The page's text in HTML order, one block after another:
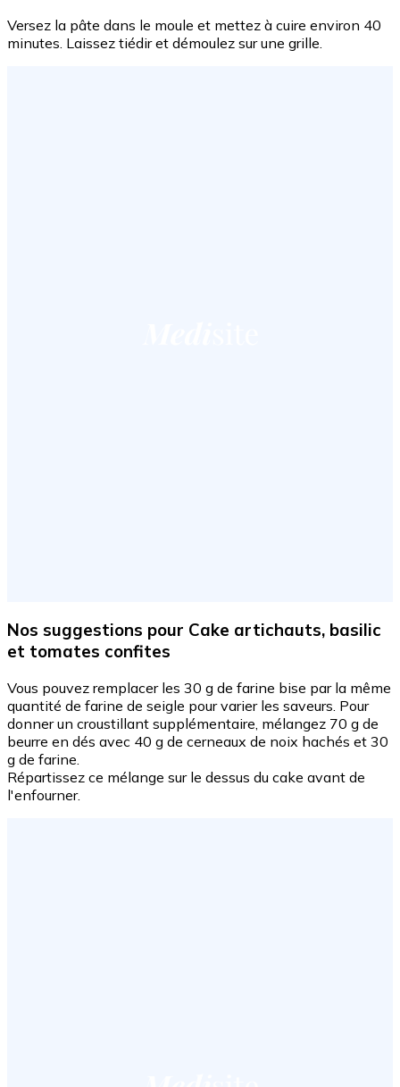
Versez la pâte dans le moule et mettez à cuire environ 40
minutes. Laissez tiédir et démoulez sur une grille.
Nos suggestions pour Cake artichauts, basilic
et tomates confites
Vous pouvez remplacer les 30 g de farine bise par la même
quantité de farine de seigle pour varier les saveurs. Pour
donner un croustillant supplémentaire, mélangez 70 g de
beurre en dés avec 40 g de cerneaux de noix hachés et 30
g de farine.
Répartissez ce mélange sur le dessus du cake avant de
l'enfourner.